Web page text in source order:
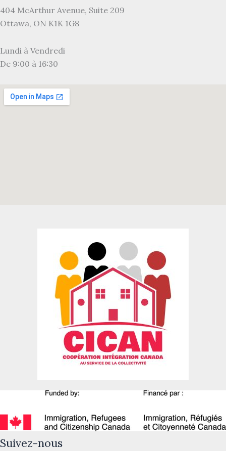
404 McArthur Avenue, Suite 209
Ottawa, ON K1K 1G8
Lundi à Vendredi
De 9:00 à 16:30
Suivez-nous